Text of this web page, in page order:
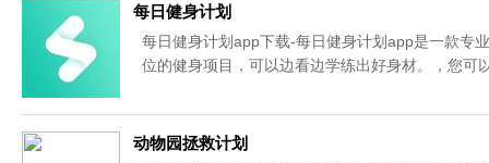
每日健身计划
每日健身计划app下载-每日健身计划app是一款专
位的健身项目，可以边看边学练出好身材。，您可
动物园拯救计划